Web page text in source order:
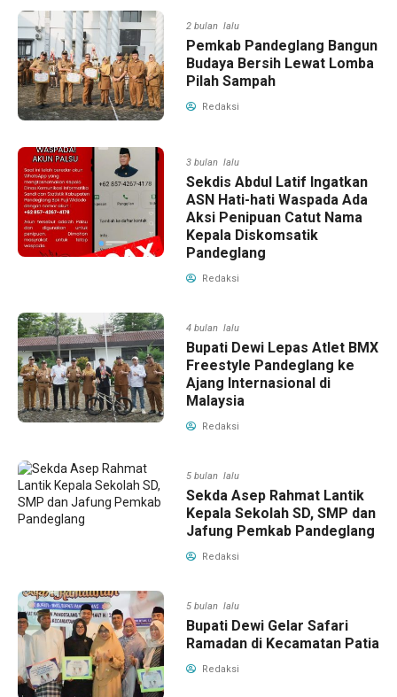
2 bulan lalu
Pemkab Pandeglang Bangun
Budaya Bersih Lewat Lomba
Pilah Sampah
Redaksi
3 bulan lalu
Sekdis Abdul Latif Ingatkan
ASN Hati-hati Waspada Ada
Aksi Penipuan Catut Nama
Kepala Diskomsatik
Pandeglang
Redaksi
4 bulan lalu
Bupati Dewi Lepas Atlet BMX
Freestyle Pandeglang ke
Ajang Internasional di
Malaysia
Redaksi
5 bulan lalu
Sekda Asep Rahmat Lantik
Kepala Sekolah SD, SMP dan
Jafung Pemkab Pandeglang
Redaksi
5 bulan lalu
Bupati Dewi Gelar Safari
Ramadan di Kecamatan Patia
Redaksi